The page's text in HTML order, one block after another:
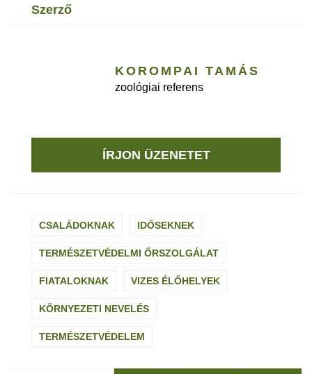
szerző
KOROMPAI TAMÁS
zoológiai referens
ÍRJON ÜZENETET
CSALÁDOKNAK IDŐSEKNEK
TERMÉSZETVÉDELMI ŐRSZOLGÁLAT
FIATALOKNAK VIZES ÉLŐHELYEK
KÖRNYEZETI NEVELÉS
TERMÉSZETVÉDELEM